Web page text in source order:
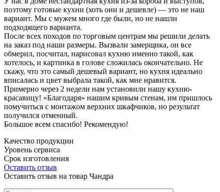
поэтому готовые кухни (хоть они и дешевле) — это не наш
вариант. Мы с мужем много где были, но не нашли
подходящего варианта.
После всех походов по торговым центрам мы решили делать
на заказ под наши размеры. Вызвали замерщика, он все
обмерил, посчитал, нарисовал кухню именно такой, как
хотелось, и картинка в голове сложилась окончательно. Не
скажу, что это самый дешевый вариант, но кухня идеально
вписалась и цвет выбрала такой, как мне нравится.
Примерно через 2 недели нам установили нашу кухню-
красавицу! «Благодаря» нашим кривым стенам, им пришлось
помучиться с монтажом верхних шкафчиков, но результат
получился отменный.
Большое всем спасибо! Рекомендую!
Качество продукции
Уровень сервиса
Срок изготовления
Оставить отзыв
Оставить отзыв на товар Чандра